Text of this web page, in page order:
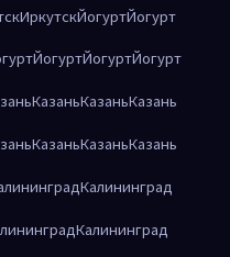
ИркутскЙогуртЙогурт
ЙогуртЙогуртЙогурт
КазаньКазаньКазань
КазаньКазаньКазань
Калининград
Калининград